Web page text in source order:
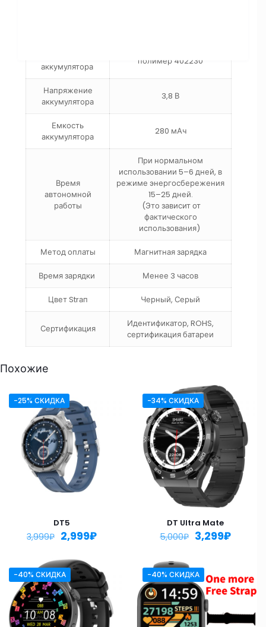
аккумулятора
полимер 402230
Напряжение
аккумулятора
3,8 В
Емкость
аккумулятора
280 мАч
Время
автономной
работы
При нормальном
использовании 5–6 дней, в
режиме энергосбережения
15–25 дней.
(Это зависит от
фактического
использования)
Метод оплаты Магнитная зарядка
Время зарядки Менее 3 часов
Цвет Strап Черный, Серый
Сертификация
Идентификатор, ROHS,
сертификация батареи
Похожие
-25% СКИДКА
DT5
3,999₽ 2,999₽
-34% СКИДКА
DT Ultra Mate
5,000₽ 3,299₽
-40% СКИДКА -40% СКИДКА